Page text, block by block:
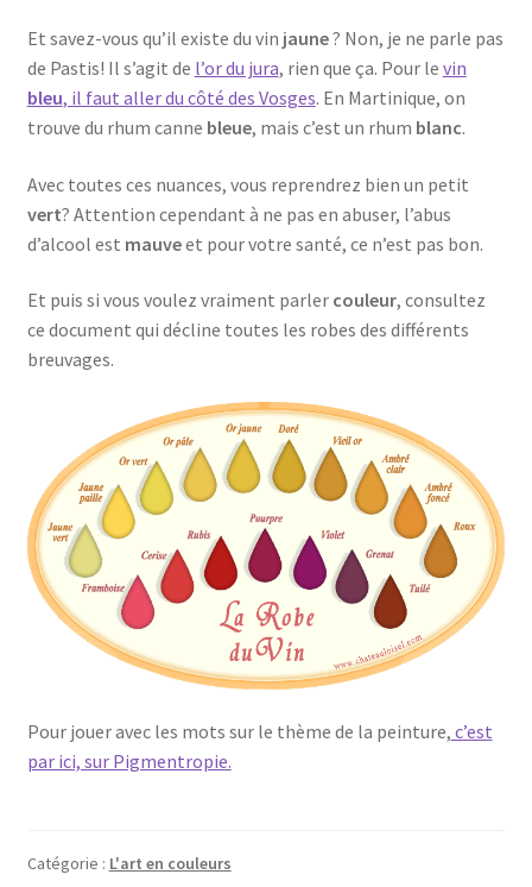
Et savez-vous qu’il existe du vin jaune? Non, je ne parle pas
de Pastis! Il s’agit de l’or du jura, rien que ça. Pour le vin
bleu, il faut aller du côté des Vosges. En Martinique, on
trouve du rhum canne bleue, mais c’est un rhum blanc.
Avec toutes ces nuances, vous reprendrez bien un petit
vert? Attention cependant à ne pas en abuser, l’abus
d’alcool est mauveet pour votre santé, ce n’est pas bon.
Et puis si vous voulez vraiment parler couleur, consultez
ce document qui décline toutes les robes des différents
breuvages.
Pour jouer avec les mots sur le thème de la peinture, c’est
par ici, sur Pigmentropie.
Catégorie : L'art en couleurs